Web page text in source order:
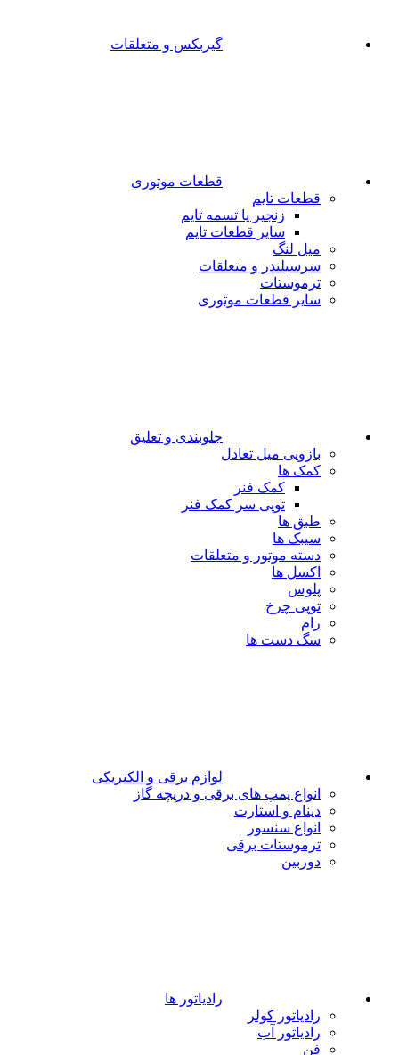
گیربکس و متعلقات
قطعات موتوری
قطعات تایم
زنجیر یا تسمه تایم
سایر قطعات تایم
میل لنگ
سرسیلندر و متعلقات
ترموستات
سایر قطعات موتوری
جلوبندی و تعلیق
بازویی میل تعادل
کمک ها
کمک فنر
توپی سر کمک فنر
طبق ها
سیبک ها
دسته موتور و متعلقات
اکسل ها
پلوس
توپی چرخ
رام
سگ دست ها
لوازم برقی و الکتریکی
انواع پمپ های برقی و دریچه گاز
دینام و استارت
انواع سنسور
ترموستات برقی
دوربین
رادیاتور ها
رادیاتور کولر
رادیاتور آب
فن